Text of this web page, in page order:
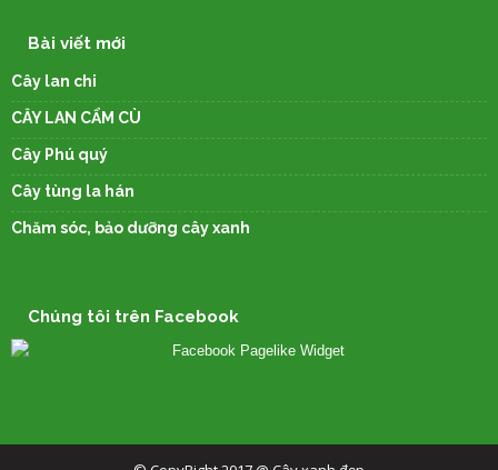
Bài viết mới
Cây lan chi
CÂY LAN CẨM CÙ
Cây Phú quý
Cây tùng la hán
Chăm sóc, bảo dưỡng cây xanh
Chúng tôi trên Facebook